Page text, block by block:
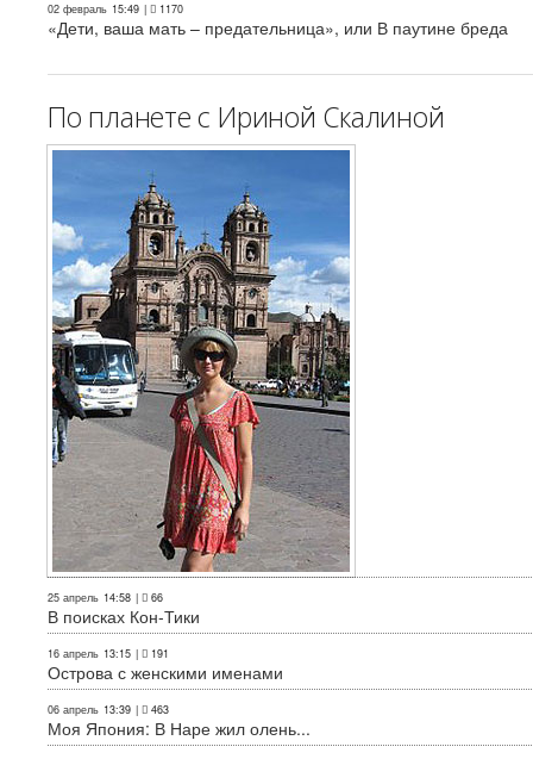
02 февраль 15:49 | 1170
«Дети, ваша мать – предательница», или В паутине бреда
По планете с Ириной Скалиной
25 апрель 14:58 | 66
В поисках Кон-Тики
16 апрель 13:15 | 191
Острова с женскими именами
06 апрель 13:39 | 463
Моя Япония: В Наре жил олень...